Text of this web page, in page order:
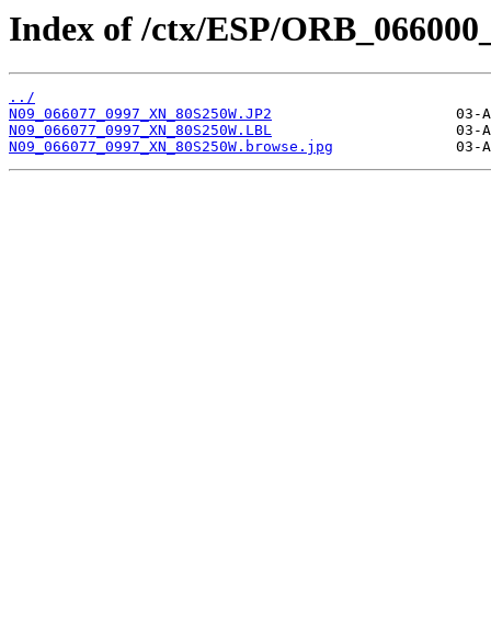
Index of /ctx/ESP/
../
N09_066077_0997_XN_80S250W.JP2
N09_066077_0997_XN_80S250W.LBL
N09_066077_0997_XN_80S250W.browse.jpg